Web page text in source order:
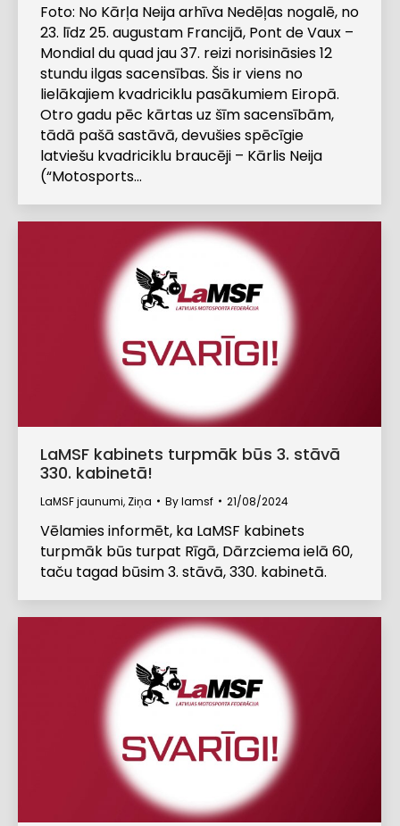
Foto: No Kārļa Neija arhīva Nedēļas nogalē, no
23. līdz 25. augustam Francijā, Pont de Vaux –
Mondial du quad jau 37. reizi norisināsies 12
stundu ilgas sacensības. Šis ir viens no
lielākajiem kvadriciklu pasākumiem Eiropā.
Otro gadu pēc kārtas uz šīm sacensībām,
tādā pašā sastāvā, devušies spēcīgie
latviešu kvadriciklu braucēji – Kārlis Neija
(“Motosports…
LaMSF kabinets turpmāk būs 3. stāvā
330. kabinetā!
LaMSF jaunumi, Ziņa Bylamsf 21/08/2024
Vēlamies informēt, ka LaMSF kabinets
turpmāk būs turpat Rīgā, Dārzciema ielā 60,
taču tagad būsim 3. stāvā, 330. kabinetā.